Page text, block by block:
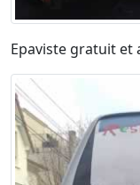
Epaviste gratuit et